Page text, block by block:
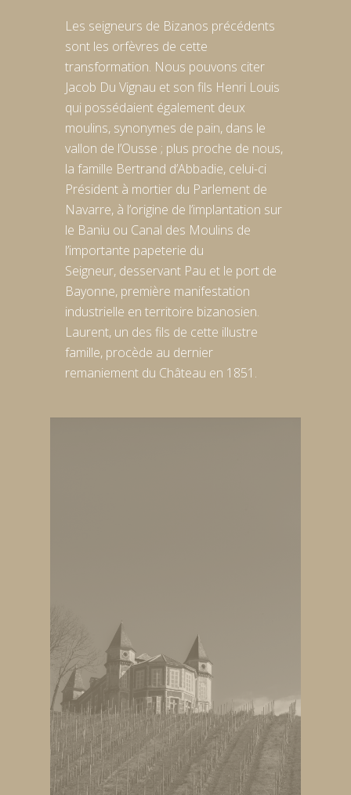
Les seigneurs de Bizanos précédents
sont les orfèvres de cette
transformation. Nous pouvons citer
Jacob Du Vignau et son fils Henri Louis
qui possédaient également deux
moulins, synonymes de pain, dans le
vallon de l’Ousse ; plus proche de nous,
la famille Bertrand d’Abbadie, celui-ci
Président à mortier du Parlement de
Navarre, à l’origine de l’implantation sur
le Baniu ou Canal des Moulins de
l’importante papeterie du
Seigneur, desservant Pau et le port de
Bayonne, première manifestation
industrielle en territoire bizanosien.
Laurent, un des fils de cette illustre
famille, procède au dernier
remaniement du Château en 1851.